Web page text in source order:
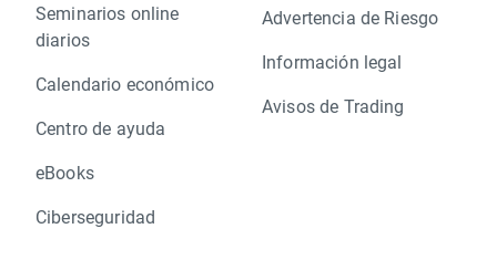
Seminarios online
diarios
Calendario económico
Centro de ayuda
eBooks
Ciberseguridad
Advertencia de Riesgo
Información legal
Avisos de Trading